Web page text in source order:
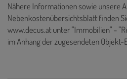
Nähere Informationen sowie unsere
Nebenkostenübersichtsblatt finden
www.decus.atunter "Immobilien" -
im Anhang der zugesendeten Objekt-